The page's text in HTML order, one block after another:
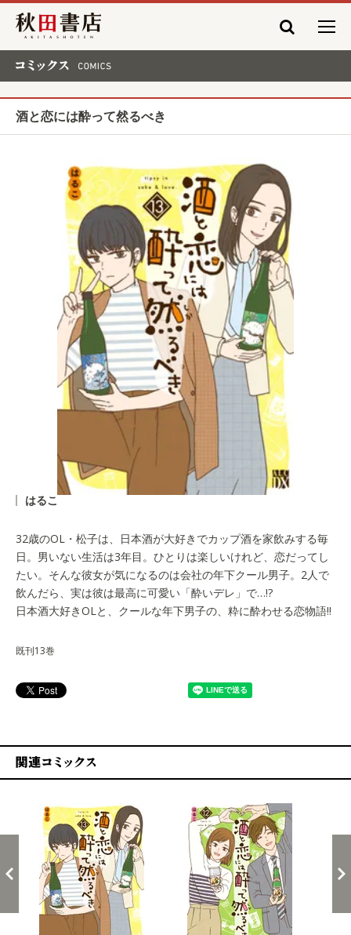
秋田書店
酒と恋には酔って然るべき
はるこ
32歳のOL・松子は、日本酒が大好きでカップ酒を家飲みする毎
日。男いない生活は3年目。ひとりは楽しいけれど、恋だってし
たい。そんな彼女が気になるのは会社の年下クール男子。2人で
飲んだら、実は彼は最高に可愛い「酔いデレ」で…!?
日本酒大好きOLと、クールな年下男子の、粋に酔わせる恋物語!!
既刊13巻